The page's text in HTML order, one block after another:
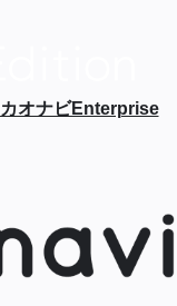
カオナビEnterprise